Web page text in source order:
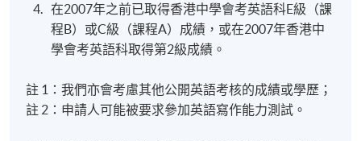
在2007年之前已取得香港中學會考英語科E級（課
程B）或C級（課程A）成績，或在2007年香港中
學會考英語科取得第2級成績。
註 1：我們亦會考慮其他公開英語考核的成績或學歷；
註 2：申請人可能被要求參加英語寫作能力測試。